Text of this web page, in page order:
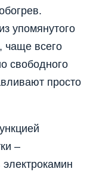
упомянутого
чаще всего
свободного
просто
–
электрокамин